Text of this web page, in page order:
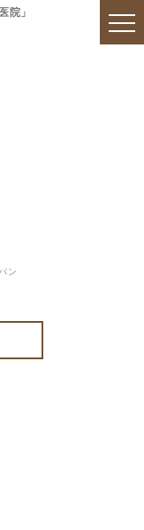
院」
ン